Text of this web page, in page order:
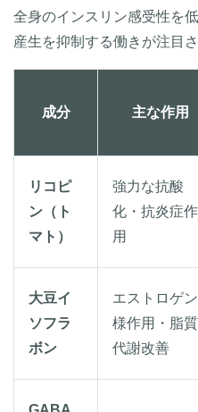
全身のインスリン感受性を
産生を抑制する働きが注目さ
成分 主な作用
リコピ
ン（ト
マト）
強力な抗酸
化・抗炎症作
用
大豆イ
ソフラ
ボン
エストロゲン
様作用・脂質
代謝改善